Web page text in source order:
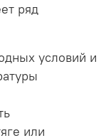
ряд
условий и
или